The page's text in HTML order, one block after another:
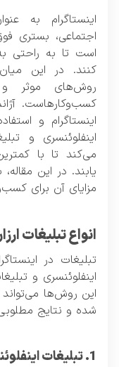
اینستاگرام به
اجتماعی، بستری
است تا به راحتی
کنند. در این
روش‌های موثر و
کسب‌وکارهاست.
اینستاگرام و
اینفلوئنسری و
می‌کند تا با
یابند. در این مقاله،
مزایای آن برای
انواع تبلیغات
تبلیغات در
اینفلوئنسری و
این روش‌ها می‌تواند
شده و نتایج مطلوبی
1. تبلیغات اینفلوئنسری